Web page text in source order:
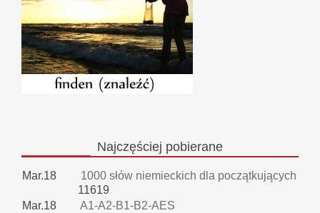
Najczęściej pobierane
Mar.18
1000 słów niemieckich dla początkujących
11619
Mar.18
A1-A2-B1-B2-AES